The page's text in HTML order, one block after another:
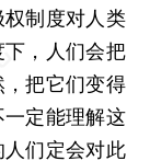
制度对人类
，人们会把
把它们变得
定能理解这
们定会对此